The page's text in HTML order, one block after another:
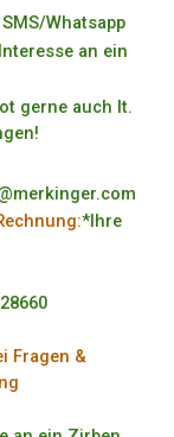
Whatsapp
an ein
gerne auch lt.
*Ihre
Fragen &